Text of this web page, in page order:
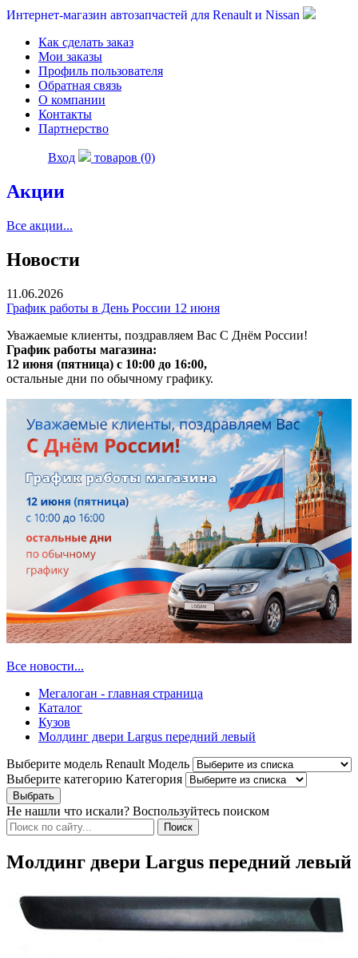
Интернет-магазин автозапчастей для Renault и Nissan
Как сделать заказ
Мои заказы
Профиль пользователя
Обратная связь
О компании
Контакты
Партнерство
Вход товаров (0)
Акции
Все акции...
Новости
11.06.2026
График работы в День России 12 июня
Уважаемые клиенты, поздравляем Вас С Днём России!
График работы магазина:
12 июня (пятница) с 10:00 до 16:00,
остальные дни по обычному графику.
Все новости...
Мегалоган - главная страница
Каталог
Кузов
Молдинг двери Largus передний левый
Выберите модель Renault Модель
Выберите категорию Категория
Не нашли что искали? Воспользуйтесь поиском
Молдинг двери Largus передний левый